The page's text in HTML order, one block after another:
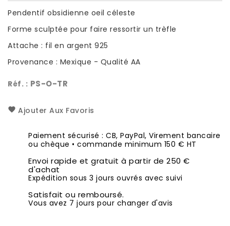
Pendentif obsidienne oeil céleste
Forme sculptée pour faire ressortir un trèfle
Attache : fil en argent 925
Provenance : Mexique - Qualité AA
Réf. : PS-O-TR
Ajouter Aux Favoris
Paiement sécurisé : CB, PayPal, Virement bancaire
ou chèque • commande minimum 150 € HT
Envoi rapide et gratuit à partir de 250 €
d'achat
Expédition sous 3 jours ouvrés avec suivi
Satisfait ou remboursé.
Vous avez 7 jours pour changer d'avis